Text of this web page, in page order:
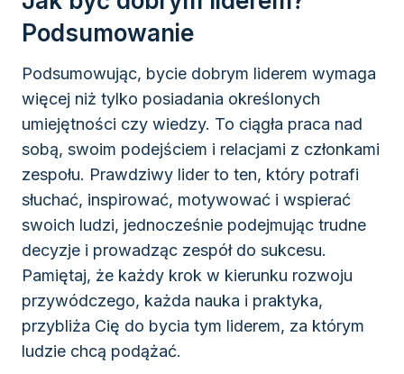
Podsumowanie
Podsumowując, bycie dobrym liderem wymaga
więcej niż tylko posiadania określonych
umiejętności czy wiedzy. To ciągła praca nad
sobą, swoim podejściem i relacjami z członkami
zespołu. Prawdziwy lider to ten, który potrafi
słuchać, inspirować, motywować i wspierać
swoich ludzi, jednocześnie podejmując trudne
decyzje i prowadząc zespół do sukcesu.
Pamiętaj, że każdy krok w kierunku rozwoju
przywódczego, każda nauka i praktyka,
przybliża Cię do bycia tym liderem, za którym
ludzie chcą podążać.